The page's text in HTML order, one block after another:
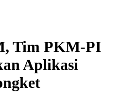
Tim PKM-PI
Aplikasi